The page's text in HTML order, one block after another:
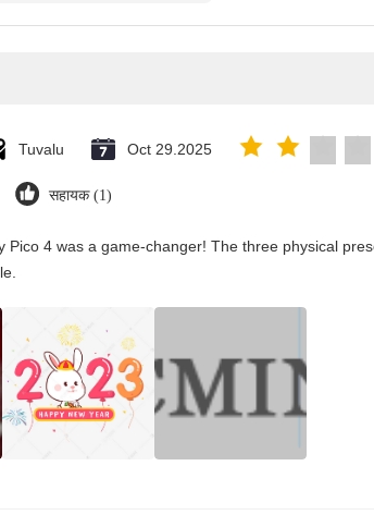
Tuvalu Oct 29.2025
सहायक (1)
Pico 4 was a game-changer! The three physical